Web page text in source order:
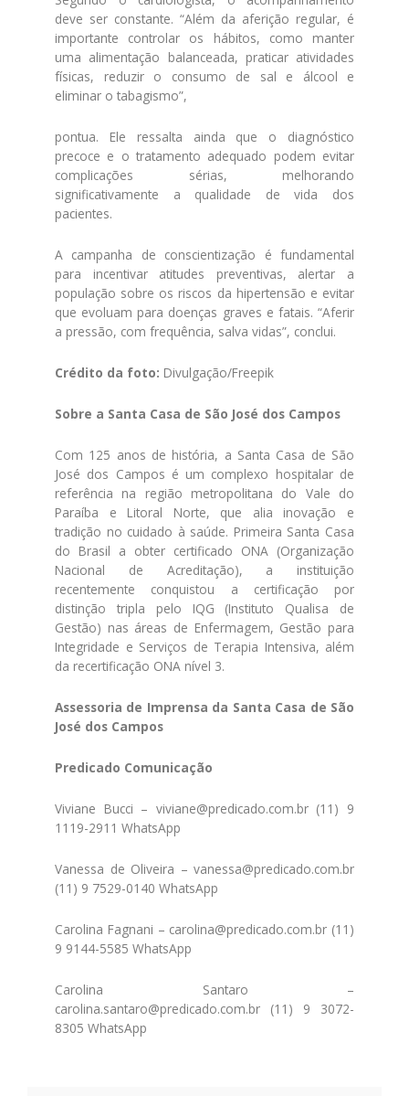
deve ser constante. “Além da aferição regular, é
importante controlar os hábitos, como manter
uma alimentação balanceada, praticar atividades
físicas, reduzir o consumo de sal e álcool e
eliminar o tabagismo”,
pontua. Ele ressalta ainda que o diagnóstico
precoce e o tratamento adequado podem evitar
complicações sérias, melhorando
significativamente a qualidade de vida dos
pacientes.
A campanha de conscientização é fundamental
para incentivar atitudes preventivas, alertar a
população sobre os riscos da hipertensão e evitar
que evoluam para doenças graves e fatais. “Aferir
a pressão, com frequência, salva vidas”, conclui.
Crédito da foto: Divulgação/Freepik
Sobre a Santa Casa de São José dos Campos
Com 125 anos de história, a Santa Casa de São
José dos Campos é um complexo hospitalar de
referência na região metropolitana do Vale do
Paraíba e Litoral Norte, que alia inovação e
tradição no cuidado à saúde. Primeira Santa Casa
do Brasil a obter certificado ONA (Organização
Nacional de Acreditação), a instituição
recentemente conquistou a certificação por
distinção tripla pelo IQG (Instituto Qualisa de
Gestão) nas áreas de Enfermagem, Gestão para
Integridade e Serviços de Terapia Intensiva, além
da recertificação ONA nível 3.
Assessoria de Imprensa da Santa Casa de São
José dos Campos
Predicado Comunicação
Viviane Bucci – viviane@predicado.com.br (11) 9
1119-2911 WhatsApp
Vanessa de Oliveira – vanessa@predicado.com.br
(11) 9 7529-0140 WhatsApp
Carolina Fagnani – carolina@predicado.com.br (11)
9 9144-5585 WhatsApp
Carolina Santaro –
carolina.santaro@predicado.com.br (11) 9 3072-
8305 WhatsApp